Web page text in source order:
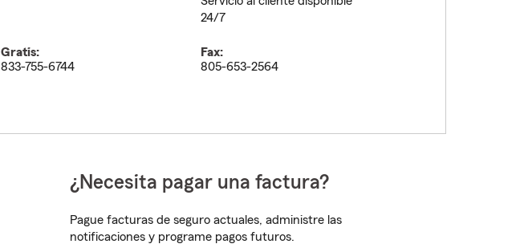
24/7
Gratis:
833-755-6744
Fax:
805-653-2564
¿Necesita pagar una factura?
Pague facturas de seguro actuales, administre las
notificaciones y programe pagos futuros.